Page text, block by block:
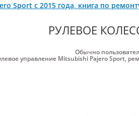
Sport с 2015 года, книга по
РУЛЕВОЕ КОЛЕСО
Обычно
управление Mitsubishi Pajero Sport,